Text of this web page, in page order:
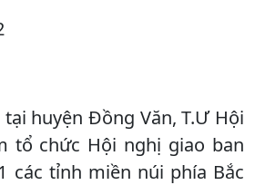
huyện Đồng Văn, T.Ư Hội
tổ chức Hội nghị giao ban
các tỉnh miền núi phía Bắc